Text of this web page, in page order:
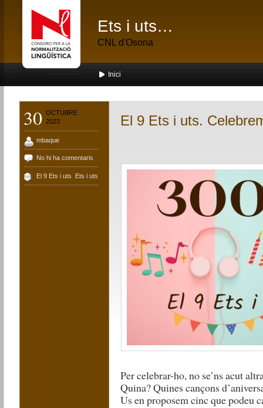
Ets i uts…
CNL d'Osona
Inici
30 OCTUBRE
2023
mbaque
No hi ha comentaris
El 9 Ets i uts Ets i uts
El 9 Ets i uts.
Per celebrar-ho, no se’ns acut
Quina? Quines cançons
Us en proposem cinc que podeu